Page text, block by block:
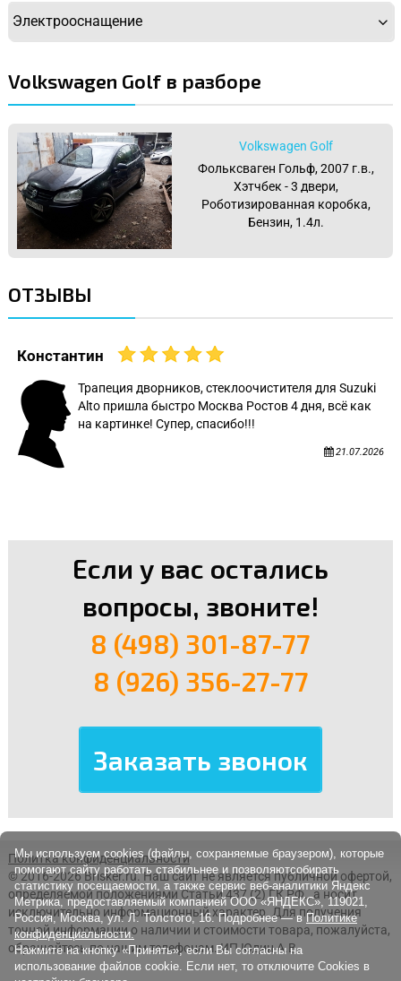
Электрооснащение
Volkswagen Golf в разборе
Volkswagen Golf
Фольксваген Гольф, 2007 г.в.,
Хэтчбек - 3 двери,
Роботизированная коробка,
Бензин, 1.4л.
ОТЗЫВЫ
Константин
Трапеция дворников, стеклоочистителя для Suzuki
Alto пришла быстро Москва Ростов 4 дня, всё как
на картинке! Супер, спасибо!!!
21.07.2026
Если у вас остались
вопросы, звоните!
8 (498) 301-87-77
8 (926) 356-27-77
Политка конфиденциальности
© 2016-2026 Brisker.ru.Наш сайт не является публичной офертой,
определяемой положениями Статьи 437 (2) ГК РФ., а носит
исключительно информационный характер. Для получения
точной информации о наличии и стоимости товара, пожалуйста,
обращайтесь по нашим телефонам. ИП Юдин А.В.
Мы используем cookies (файлы, сохраняемые браузером), которые
помогают сайту работать стабильнее и позволяютсобирать
статистику посещаемости, а также сервис веб-аналитики Яндекс
Метрика, предоставляемый компанией ООО «ЯНДЕКС», 119021,
Россия, Москва, ул. Л. Толстого, 16. Подробнее — в Политике
конфиденциальности.
Нажмите на кнопку «Принять», если Вы согласны на
использование файлов cookie. Если нет, то отключите Cookies в